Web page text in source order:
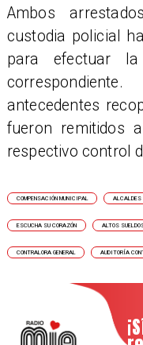
Ambos
custodia policial
para efectuar la
antecedentes
fueron remitidos
respectivo control
COMPENSACIÓN MUNICIPAL ALCALDES
ESCUCHA SU CORAZÓN ALTOS
CONTRALORA GENERAL AUDITORÍA